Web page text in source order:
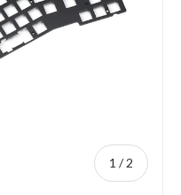
1 /de
2